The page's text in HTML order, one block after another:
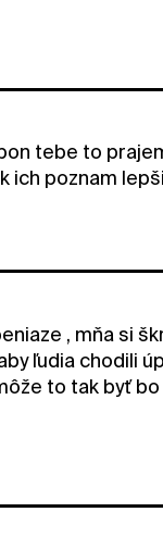
tebe to
ich poznam
, mňa si
ľudia chodili
to tak byť